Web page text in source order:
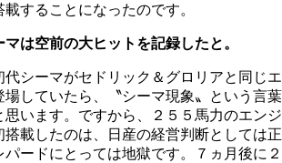
することになったのです。
は空前の大ヒットを記録したと。
シーマがセドリック＆グロリアと同じエ
場していたら、〝シーマ現象〟という言葉
思います。ですから、２５５馬力のエンジ
搭載したのは、日産の経営判断としては正
ードにとっては地獄です。７ヵ月後に２